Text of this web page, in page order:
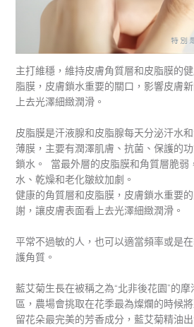
主打維穩，維持皮膚角質層和皮脂膜的
脂膜，皮膚鎖水重要的關口，影響皮膚
上去光澤細緻潤滑。
皮脂膜是汗液腺和皮脂腺每天分泌汗水
薄膜，主要有潤澤肌膚、抗菌、保護的
鎖水。 當最外層的皮脂膜和角質層脆弱
水、乾燥和老化皺紋加劇。
健康的角質層和皮脂膜，皮膚鎖水重要
謝，讓皮膚表面看上去光澤細緻潤滑。
平常不過敏的人，也可以適當頻率或是
護角質。
藍艾菊生長在被稱之為“北非後花園”的
區，農場會挑取在花季最為燦爛的時候
留花朵最完美的芳香成分，藍艾菊精油